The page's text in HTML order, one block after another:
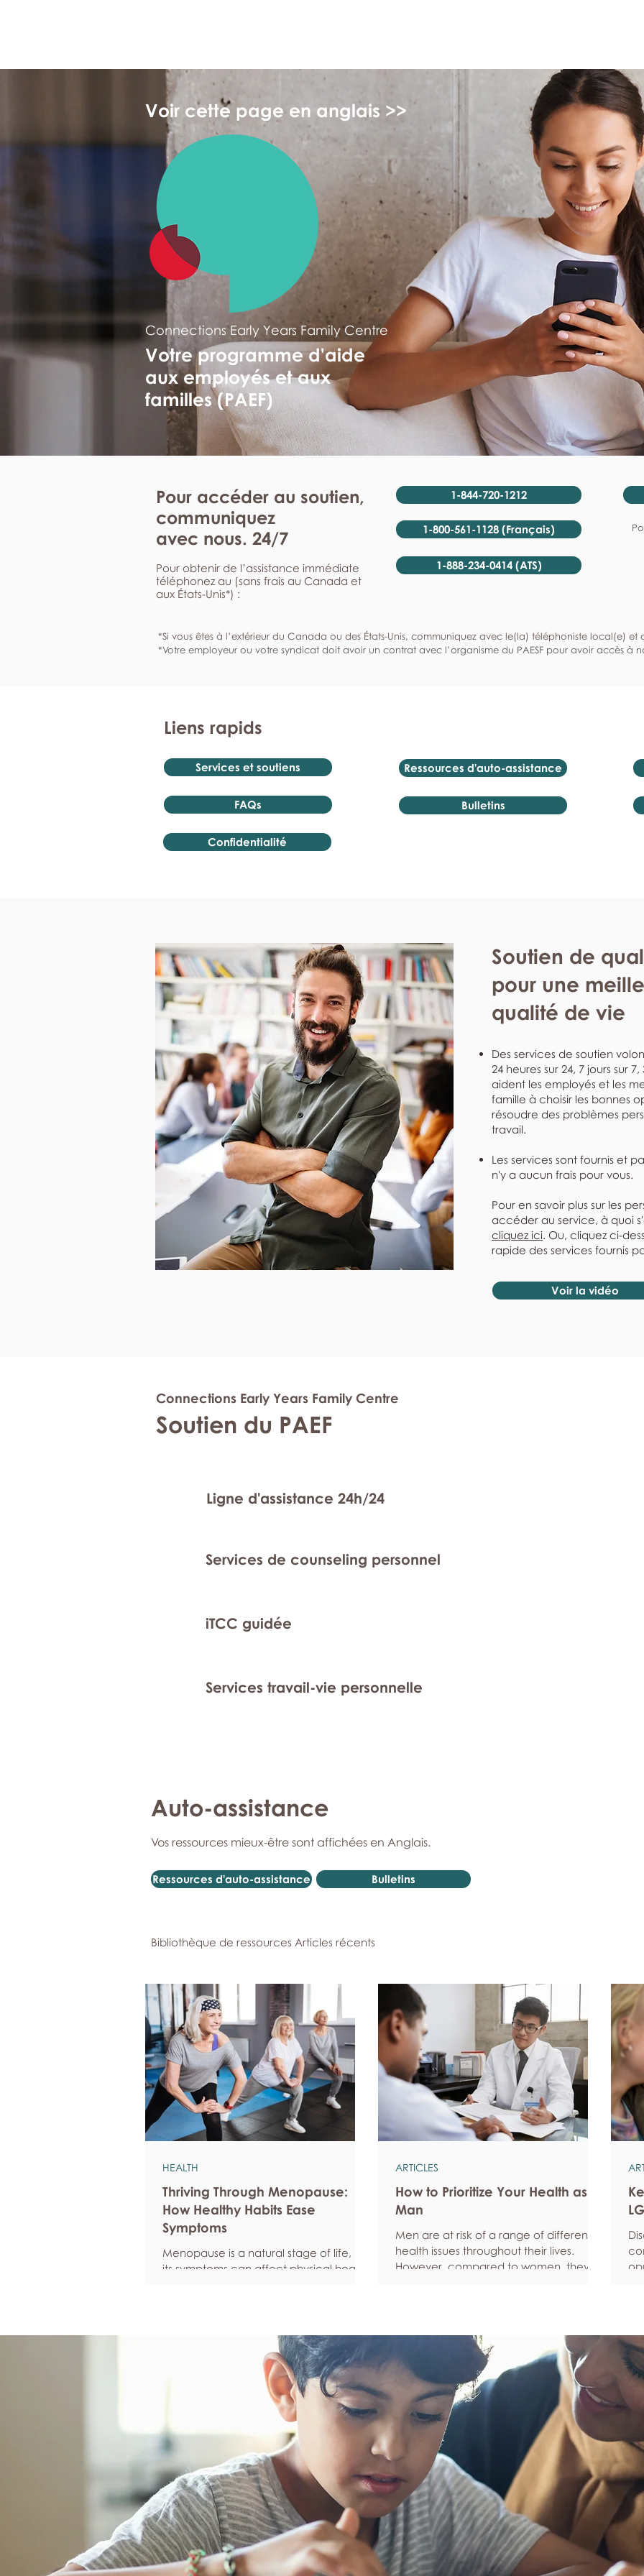
Voir cette page en anglais >>
Connections Early Years Family Centre
Votre programme d'aide
aux employés et aux
familles (PAEF)
Pour accéder au soutien,
communiquez
avec nous. 24/7
Pour obtenir de l’assistance immédiate
téléphonez au (sans frais au Canada et
aux États-Unis*) :
1-844-720-1212
1-800-561-1128 (Français)
1-888-234-0414 (ATS)
*Si vous êtes à l’extérieur du Canada ou des États-Unis, communiquez avec le(la) téléphoniste local(e) et
*Votre employeur ou votre syndicat doit avoir un contrat avec l’organisme du PAESF pour avoir accès à
Liens rapids
Services et soutiens
FAQs
Confidentialité
Ressources d'auto-assistance
Bulletins
Soutien de
pour une
qualité de vie
Des services de soutien
24 heures sur 24, 7 jours sur
aident les employés et les
famille à choisir les bonnes
résoudre des problèmes
travail.
Les services sont fournis et
n'y a aucun frais pour vous.
Pour en savoir plus sur les
accéder au service, à quoi
cliquez ici. Ou, cliquez ci-
rapide des services fournis
Voir la vidéo
Connections Early Years Family Centre
Soutien du PAEF
Ligne d'assistance 24h/24
Services de counseling personnel
iTCC guidée
Services travail-vie personnelle
Auto-assistance
Vos ressources mieux-être sont affichées en Anglais.
Ressources d'auto-assistance Bulletins
Bibliothèque de ressources Articles récents
Thriving Through Menopause:
How Healthy Habits Ease
Symptoms
Menopause is a natural stage of life, but
its symptoms can affect physical health,
stress management, women can
reduce common symptoms, improve
their quality of life, and feel more
empowered as they navigate this
HEALTH
How to Prioritize Your Health as a
Man
Men are at risk of a range of different
health issues throughout their lives.
However, compared to women, they’re
and wellbeing. Schedule regular health
screenings Health check-ups and
screenings are a way of identifying any
health issues or determining whether
someone has a higher chance of
developing a health issue so that ear
ARTICLES